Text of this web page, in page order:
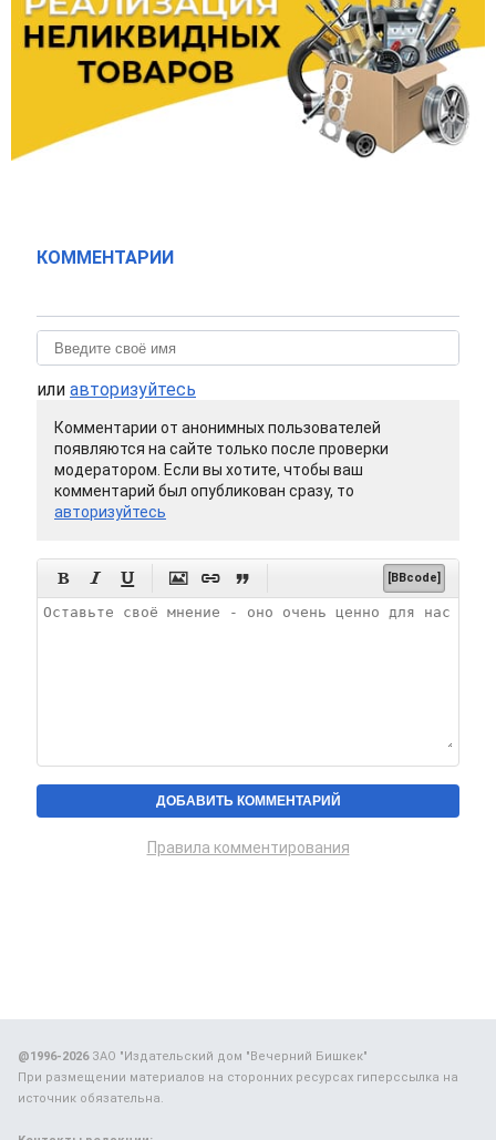
КОММЕНТАРИИ
или авторизуйтесь
Комментарии от анонимных пользователей
появляются на сайте только после проверки
модератором. Если вы хотите, чтобы ваш
комментарий был опубликован сразу, то
авторизуйтесь
      [BBcode]
Правила комментирования
@1996-2026ЗАО "Издательский дом "Вечерний Бишкек"
При размещении материалов на сторонних ресурсах гиперссылка на
источник обязательна.